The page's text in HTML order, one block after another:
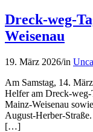
Dreck-weg-
Weisenau
19. März 2026/in
Am Samstag, 14.
Helfer am
Mainz‑Weisenau
[…]